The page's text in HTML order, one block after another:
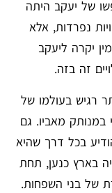
של יעקב היתה
נפרדות, אלא
יקרה ליעקב
זה בזה.
רגיש בעולמו של
במנותק מאביו. גם
בכל דרך שהיא
בארץ כנען, תחת
של בני השפחות.